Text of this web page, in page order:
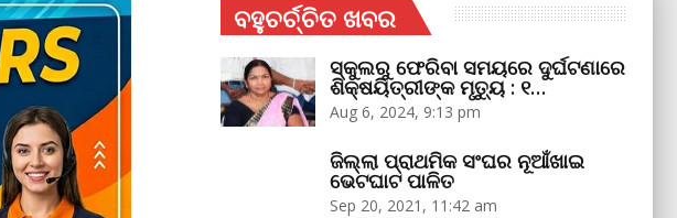
ବହୁଚର୍ଚ୍ଚିତ ଖବର
ସ୍କୁଲରୁ ଫେରିବା ସମୟରେ ଦୁର୍ଘଟଣାରେ
ଶିକ୍ଷୟିତ୍ରୀଙ୍କ ମୃତ୍ୟୁ : ୧…
Aug 6, 2024, 9:13 pm
ଜିଲ୍ଲା ପ୍ରାଥମିକ ସଂଘର ନୂଆଁଖାଇ
ଭେଟଘାଟ ପାଳିତ
Sep 20, 2021, 11:42 am